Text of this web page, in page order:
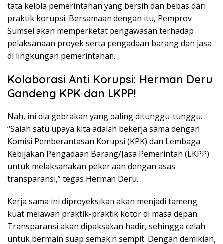
tata kelola pemerintahan yang bersih dan bebas dari
praktik korupsi. Bersamaan dengan itu, Pemprov
Sumsel akan memperketat pengawasan terhadap
pelaksanaan proyek serta pengadaan barang dan jasa
di lingkungan pemerintahan.
Kolaborasi Anti Korupsi: Herman Deru
Gandeng KPK dan LKPP!
Nah, ini dia gebrakan yang paling ditunggu-tunggu.
“Salah satu upaya kita adalah bekerja sama dengan
Komisi Pemberantasan Korupsi (KPK) dan Lembaga
Kebijakan Pengadaan Barang/Jasa Pemerintah (LKPP)
untuk melaksanakan pekerjaan dengan asas
transparansi,” tegas Herman Deru.
Kerja sama ini diproyeksikan akan menjadi tameng
kuat melawan praktik-praktik kotor di masa depan.
Transparansi akan dipaksakan hadir, sehingga celah
untuk bermain suap semakin sempit. Dengan demikian,